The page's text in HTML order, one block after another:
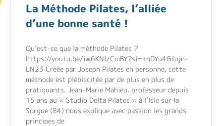
La Méthode Pilates, l’alliée
d’une bonne santé !
Qu’est-ce que la méthode Pilates ?
https://youtu.be/iw6KNIzCmBY?si=tnDYu4Gfojn-
LN23 Créée par Joseph Pilates en personne, cette
méthode est plébiscitée par de plus en plus de
pratiquants. Jean-Marie Mahieu, professeur depuis
15 ans au « Studio Delta Pilates » à l’Isle sur la
Sorgue (84) nous explique avec passion les grands
principes de